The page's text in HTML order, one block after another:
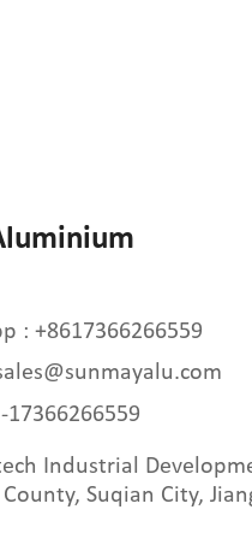
: +8617366266559
17366266559
Industrial
Suqian City,